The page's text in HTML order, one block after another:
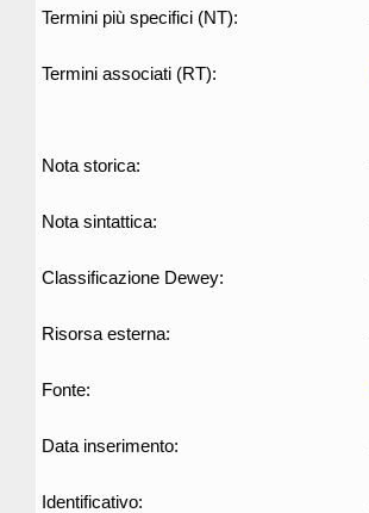
Termini più specifici (NT):
Termini associati (RT):
Nota storica:
Nota sintattica:
Classificazione Dewey:
Risorsa esterna:
Fonte:
Data inserimento:
Identificativo: